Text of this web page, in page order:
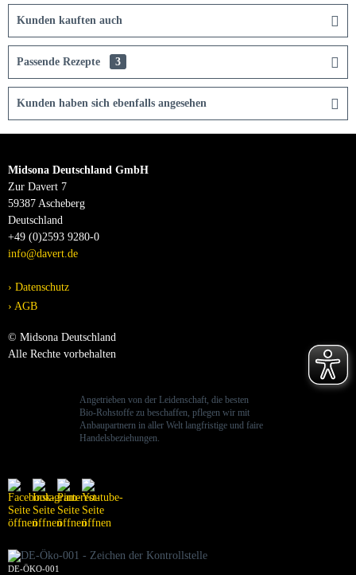
Kunden kauften auch
Passende Rezepte 3
Kunden haben sich ebenfalls angesehen
Midsona Deutschland GmbH
Zur Davert 7
59387 Ascheberg
Deutschland
+49 (0)2593 9280-0
info@davert.de
Datenschutz
AGB
© Midsona Deutschland
Alle Rechte vorbehalten
Angetrieben von der Leidenschaft, die besten
Bio-Rohstoffe zu beschaffen, pflegen wir mit
Anbaupartnern in aller Welt langfristige und faire
Handelsbeziehungen.
DE-ÖKO-001